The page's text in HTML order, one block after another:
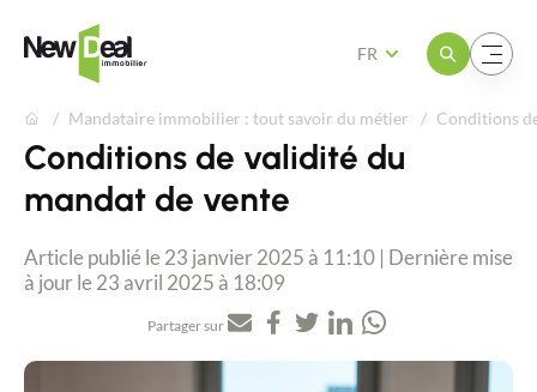
Ouvrir le menuOuvrir le menu
FR
Conditions de validité du
mandat de vente
Mandataire immobilier : tout savoir du métier Conditions
Article publié le 23 janvier 2025 à 11:10 | Dernière mise
à jour le 23 avril 2025 à 18:09
Partager sur